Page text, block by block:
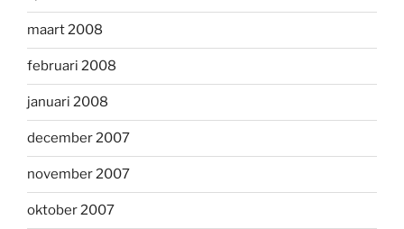
maart 2008
februari 2008
januari 2008
december 2007
november 2007
oktober 2007